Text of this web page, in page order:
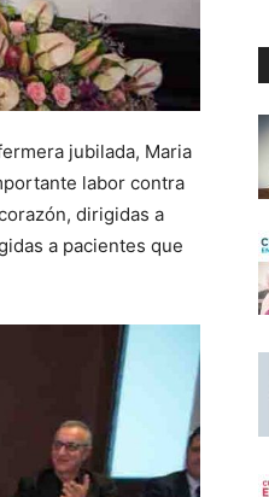
jubilada, Maria
labor contra
dirigidas a
a pacientes que